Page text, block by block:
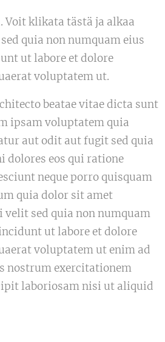
Voit klikata tästä ja alkaa
quia non numquam eius
ut labore et dolore
voluptatem ut.
beatae vitae dicta sunt
ipsam voluptatem quia
aut odit aut fugit sed quia
dolores eos qui ratione
neque porro quisquam
quia dolor sit amet
velit sed quia non numquam
ut labore et dolore
voluptatem ut enim ad
nostrum exercitationem
laboriosam nisi ut aliquid